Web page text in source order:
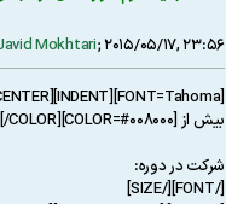
Mokhtari;2015/05/17, 23:56
[FONT=Tahoma][INDENT][CENTER][SIZE=3][FONT=courier new][B][FONT=comic sans ms][SIZE=3][FONT=arial]دوره های آموزش رایگان اکسل از صفر تا پیشرفته بصورت تصویری
بیش از [COLOR=#008000]60[/COLOR] جلسه آموزش ویدئویی رایگان
شرکت در دوره:
[/FONT][/SIZE]